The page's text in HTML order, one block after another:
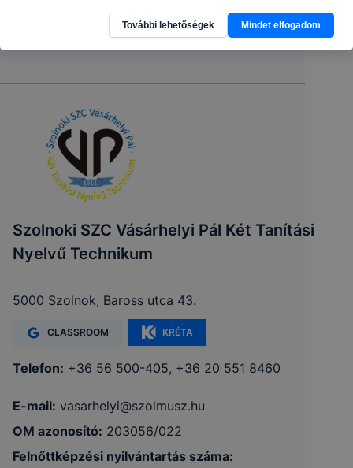
Szolnoki SZC Vásárhelyi Pál Két Tanítási
Nyelvű Technikum
5000 Szolnok, Baross utca 43.
CLASSROOM KRÉTA
Telefon: +36 56 500-405, +36 20 551 8460
E-mail: vasarhelyi@szolmusz.hu
OM azonosító: 203056/022
Felnőttképzési nyilvántartás száma:
További lehetőségek Mindet elfogadom